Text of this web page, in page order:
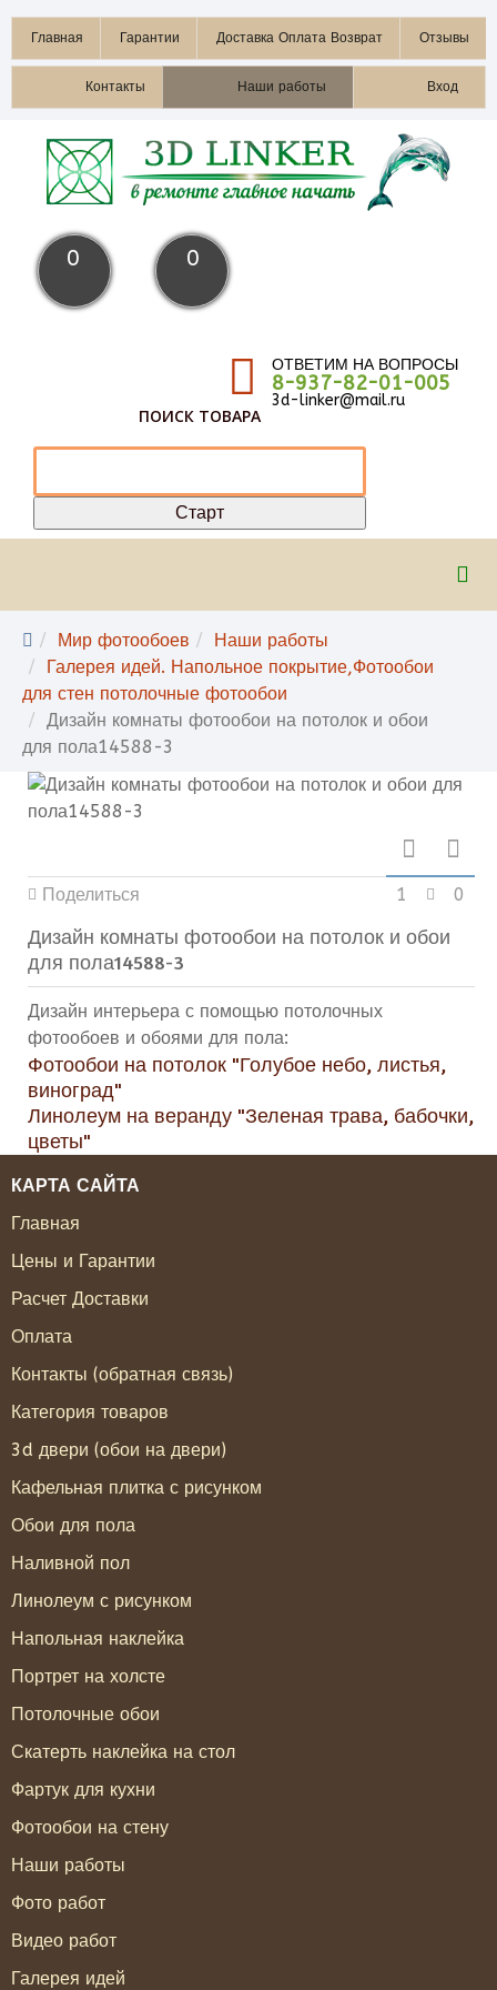
Главная Гарантии Доставка Оплата Возврат Отзывы
Контакты Наши работы Вход
0 0
ОТВЕТИМ НА ВОПРОСЫ
8-937-82-01-005
3d-linker@mail.ru
ПОИСК ТОВАРА
Мир фотообоев
Наши работы
Галерея идей. Напольное покрытие,Фотообои
для стен потолочные фотообои
Дизайн комнаты фотообои на потолок и обои
для пола14588-3
Поделиться 1 0
Дизайн комнаты фотообои на потолок и обои
для пола14588-3
Дизайн интерьера с помощью потолочных
фотообоев и обоями для пола:
Фотообои на потолок "Голубое небо, листья,
виноград"
Линолеум на веранду "Зеленая трава, бабочки,
цветы"
КАРТА САЙТА
Главная
Цены и Гарантии
Расчет Доставки
Оплата
Контакты (обратная связь)
Категория товаров
3d двери (обои на двери)
Кафельная плитка с рисунком
Обои для пола
Наливной пол
Линолеум с рисунком
Напольная наклейка
Портрет на холсте
Потолочные обои
Скатерть наклейка на стол
Фартук для кухни
Фотообои на стену
Наши работы
Фото работ
Видео работ
Галерея идей